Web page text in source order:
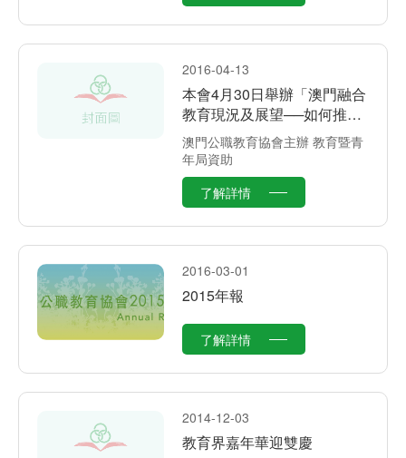
學系教授林素貞主講。
2016-04-13
本會4月30日舉辦「澳門融合
教育現況及展望──如何推動
及優化本澳融合教育發展」
座談會
澳門公職教育協會主辦 教育暨青
年局資助
了解詳情
2016-03-01
2015年報
了解詳情
2014-12-03
教育界嘉年華迎雙慶